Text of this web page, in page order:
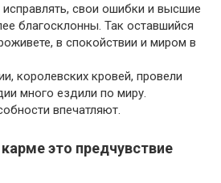
исправлять, свои ошибки и высшие
благосклонны. Так оставшийся
в спокойствии и миром в
королевских кровей, провели
много ездили по миру.
впечатляют.
это предчувствие